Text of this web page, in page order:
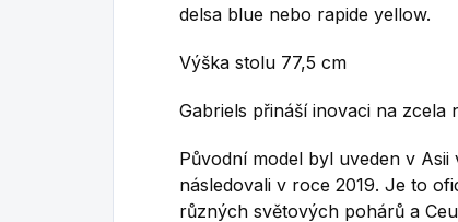
delsa blue nebo rapide yellow.
Výška stolu 77,5 cm
Gabriels přináší inovaci na zcela
Původní model byl uveden v Asii
následovali v roce 2019. Je to
různých světových pohárů a